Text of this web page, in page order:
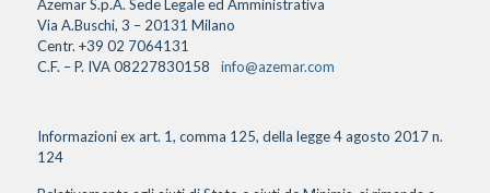
Azemar S.p.A. Sede Legale ed Amministrativa
Via A.Buschi, 3 – 20131 Milano
Centr. +39 02 7064131
C.F. – P. IVA 08227830158
info@azemar.com
Informazioni ex art. 1, comma 125, della legge 4 agosto 2017 n.
124